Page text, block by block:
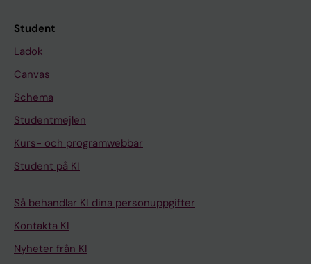
Student
Ladok
Canvas
Schema
Studentmejlen
Kurs- och programwebbar
Student på KI
Så behandlar KI dina personuppgifter
Kontakta KI
Nyheter från KI